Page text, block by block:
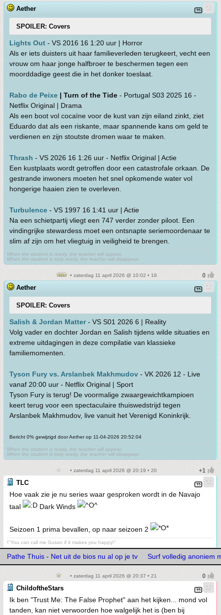
Aether
SPOILER: Covers
Lights Out - VS 2016 16 1:20 uur | Horror
Als er iets duisters uit haar familieverleden terugkeert, vecht een
vrouw om haar jonge halfbroer te beschermen tegen een
moorddadige geest die in het donker toeslaat.
Rabo de Peixe | Turn of the Tide - Portugal S03 2025 16 -
Netflix Original | Drama
Als een boot vol cocaïne voor de kust van zijn eiland zinkt, ziet
Eduardo dat als een riskante, maar spannende kans om geld te
verdienen en zijn stoutste dromen waar te maken.
Thrash - VS 2026 16 1:26 uur - Netflix Original | Actie
Een kustplaats wordt getroffen door een catastrofale orkaan. De
gestrande inwoners moeten het snel opkomende water vol
hongerige haaien zien te overleven.
Turbulence - VS 1997 16 1:41 uur | Actie
Na een schietpartij vliegt een 747 verder zonder piloot. Een
vindingrijke stewardess moet een ontsnapte seriemoordenaar te
slim af zijn om het vliegtuig in veiligheid te brengen.
When the student is ready, the teacher will appear.
When the student is truly ready, the teacher will disappear.
• zaterdag 11 april 2026 @ 10:02 • 19
Aether
SPOILER: Covers
Salish & Jordan Matter- VS S01 2026 6 | Reality
Volg vader en dochter Jordan en Salish tijdens wilde situaties en
extreme uitdagingen in deze compilatie van klassieke
familiemomenten.
Tyson Fury vs. Arslanbek Makhmudov - VK 2026 12 - Live
vanaf 20:00 uur - Netflix Original | Sport
Tyson Fury is terug! De voormalige zwaargewichtkampioen
keert terug voor een spectaculaire thuiswedstrijd tegen
Arslanbek Makhmudov, live vanuit het Verenigd Koninkrijk.
Bericht 0% gewijzigd door Aether op 11-04-2026 20:52:04
When the student is ready, the teacher will appear.
When the student is truly ready, the teacher will disappear.
• zaterdag 11 april 2026 @ 20:19 • 20
TLC
Hoe vaak zie je nu series waar gesproken wordt in de Navajo
taal
Dark Winds
Seizoen 1 prima bevallen, op naar seizoen 2
\"You can call me Susan if it makes you happy\"
Pathe Thuis - Net uit de bios nu al op je tv Surf volledig anoniem
• zaterdag 11 april 2026 @ 20:37 • 21
ChildoftheStars
Ik ben "Trust Me: The False Prophet" aan het kijken... mond vol
tanden, kan niet verwoorden hoe walgelijk het is (ben bij